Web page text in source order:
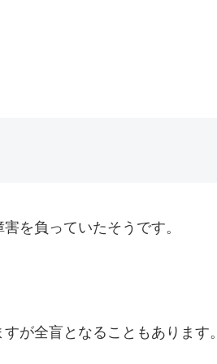
を負っていたそうです。
が全盲となることもあります。